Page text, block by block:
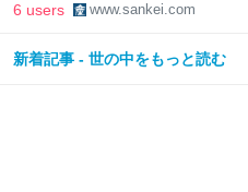
6 users www.sankei.com
新着記事 - 世の中をもっと読む